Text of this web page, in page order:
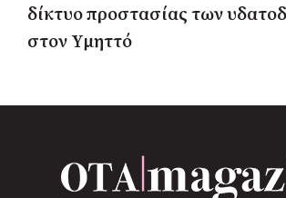
δίκτυο προστασίας των
στον Υμηττό